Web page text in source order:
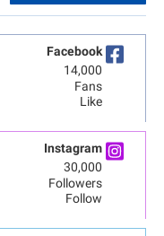
Facebook
14,000
Fans
Like
Instagram
30,000
Followers
Follow